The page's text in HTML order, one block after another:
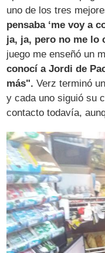
uno de los tres
pensaba ‘me voy a
ja, ja, pero no me lo
juego me enseñó un
conocí a Jordi de
más". Verz terminó
y cada uno siguió su
contacto todavía,